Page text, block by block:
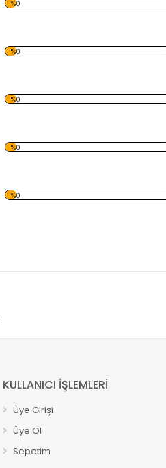
%0
%0
%0
%0
%0
KULLANICI İŞLEMLERİ
Üye Girişi
Üye Ol
Sepetim